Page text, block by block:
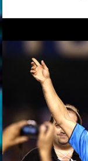
Skip to content